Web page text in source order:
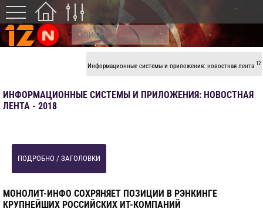
Информационные системы и приложения: новостная лента 12
ИНФОРМАЦИОННЫЕ СИСТЕМЫ И ПРИЛОЖЕНИЯ: НОВОСТНАЯ
ЛЕНТА - 2018
ПОДРОБНО / ЗАГОЛОВКИ
МОНОЛИТ-ИНФО СОХРЯНЯЕТ ПОЗИЦИИ В РЭНКИНГЕ
КРУПНЕЙШИХ РОССИЙСКИХ ИТ-КОМПАНИЙ